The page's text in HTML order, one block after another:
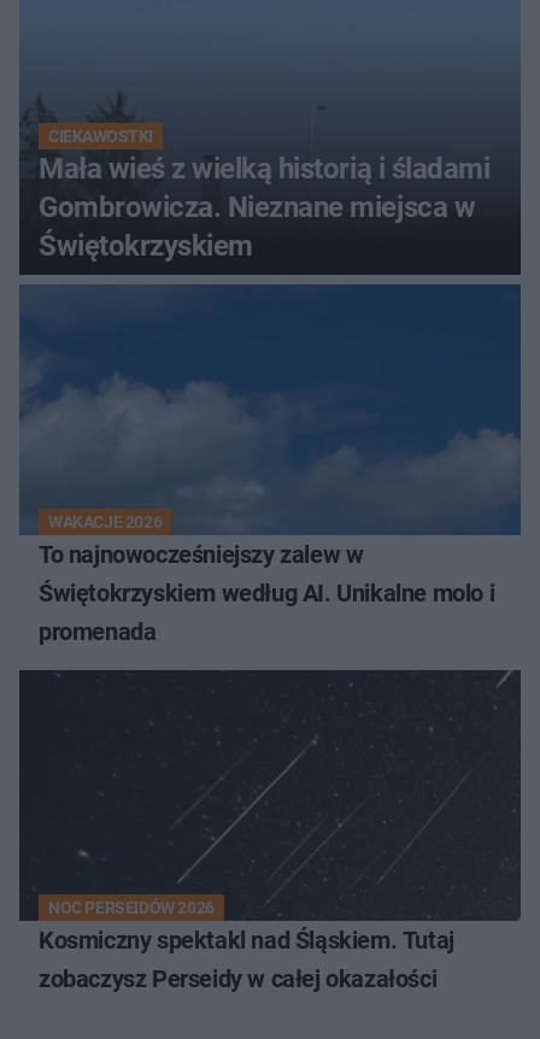
CIEKAWOSTKI
Mała wieś z wielką historią i śladami
Gombrowicza. Nieznane miejsca w
Świętokrzyskiem
WAKACJE 2026
To najnowocześniejszy zalew w
Świętokrzyskiem według AI. Unikalne molo i
promenada
NOC PERSEIDÓW 2026
Kosmiczny spektakl nad Śląskiem. Tutaj
zobaczysz Perseidy w całej okazałości